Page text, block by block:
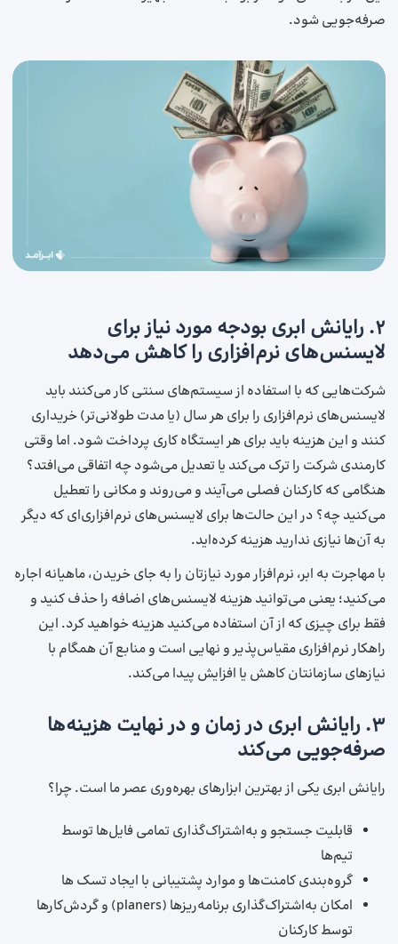
صرفه‌جویی شود.
۲. رایانش ابری بودجه مورد نیاز برای
لایسنس‌های نرم‌افزاری را کاهش می‌دهد
شرکت‌هایی که با استفاده از سیستم‌های سنتی کار می‌کنند باید
لایسنس‌های نرم‌افزاری را برای هر سال (یا مدت طولانی‌تر) خریداری
کنند و این هزینه باید برای هر ایستگاه کاری پرداخت شود. اما وقتی
کارمندی شرکت را ترک می‌کند یا تعدیل می‌شود چه اتفاقی می‌افتد؟
هنگامی که کارکنان فصلی می‌آیند و می‌روند و مکانی را تعطیل
می‌کنید چه؟ در این حالت‌ها برای لایسنس‌های نرم‌افزاری‌ای که دیگر
به آن‌ها نیازی ندارید هزینه کرده‌اید.
با مهاجرت به ابر، نرم‌افزار مورد نیازتان را به جای خریدن، ماهیانه اجاره
می‌کنید؛ یعنی می‌توانید هزینه لایسنس‌های اضافه را حذف کنید و
فقط برای چیزی که از آن استفاده می‌کنید هزینه خواهید کرد. این
راهکار نرم‌افزاری مقیاس‌پذیر و نهایی است و منابع آن همگام با
نیازهای سازمانتان کاهش یا افزایش پیدا می‌کند.
۳. رایانش ابری در زمان و در نهایت هزینه‌ها
صرفه‌جویی می‌کند
رایانش ابری یکی از بهترین ابزارهای بهره‌وری عصر ما است. چرا؟
قابلیت جستجو و به‌اشتراک‌گذاری تمامی فایل‌ها توسط
تیم‌ها
گروه‌بندی کامنت‌ها و موارد پشتیبانی با ایجاد تسک ها
امکان به‌اشتراک‌گذاری برنامه‌ریزها (planers) و گردش‌کارها
توسط کارکنان